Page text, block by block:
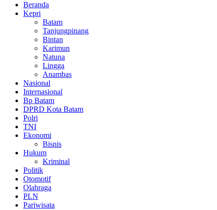
Beranda
Kepri
Batam
Tanjungpinang
Bintan
Karimun
Natuna
Lingga
Anambas
Nasional
Internasional
Bp Batam
DPRD Kota Batam
Polri
TNI
Ekonomi
Bisnis
Hukum
Kriminal
Politik
Otomotif
Olahraga
PLN
Pariwisata